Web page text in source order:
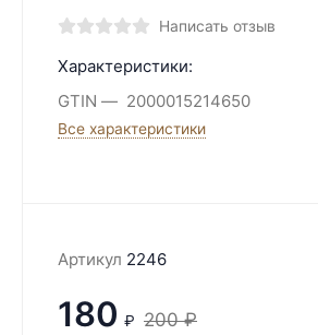
Написать отзыв
Характеристики:
GTIN
2000015214650
Все характеристики
Артикул 2246
180 ₽ 200 ₽